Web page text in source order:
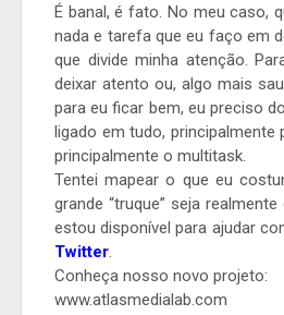
É banal, é fato. No meu caso,
nada e tarefa que eu faço em
que divide minha atenção.
deixar atento ou, algo mais
para eu ficar bem, eu preciso
ligado em tudo,
principalmente o multitask.
Tentei mapear o que eu
grande “truque” seja
estou disponível para ajudar
Twitter.
Conheça nosso novo projeto:
www.atlasmedialab.com